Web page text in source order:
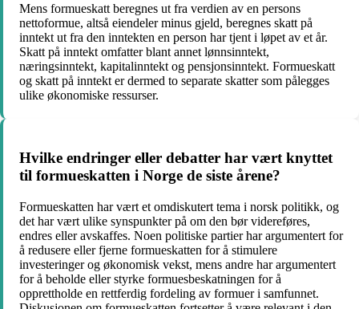
Mens formueskatt beregnes ut fra verdien av en persons
nettoformue, altså eiendeler minus gjeld, beregnes skatt på
inntekt ut fra den inntekten en person har tjent i løpet av et år.
Skatt på inntekt omfatter blant annet lønnsinntekt,
næringsinntekt, kapitalinntekt og pensjonsinntekt. Formueskatt
og skatt på inntekt er dermed to separate skatter som pålegges
ulike økonomiske ressurser.
Hvilke endringer eller debatter har vært knyttet
til formueskatten i Norge de siste årene?
Formueskatten har vært et omdiskutert tema i norsk politikk, og
det har vært ulike synspunkter på om den bør videreføres,
endres eller avskaffes. Noen politiske partier har argumentert for
å redusere eller fjerne formueskatten for å stimulere
investeringer og økonomisk vekst, mens andre har argumentert
for å beholde eller styrke formuesbeskatningen for å
opprettholde en rettferdig fordeling av formuer i samfunnet.